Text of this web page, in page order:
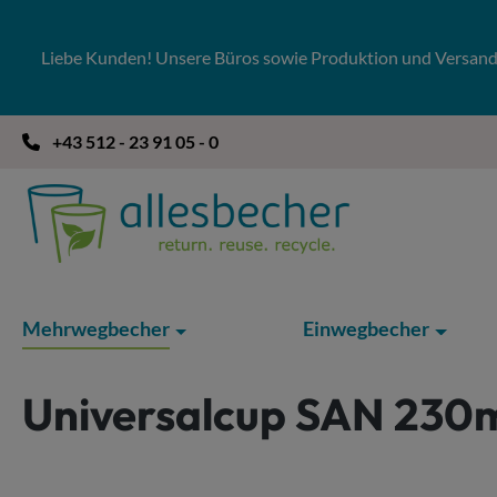
Liebe Kunden! Unsere Büros sowie Produktion und
+43 512 - 23 91 05 - 0
Mehrwegbecher Einwegbecher
Universalcup SAN